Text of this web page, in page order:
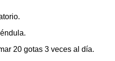
20 gotas 3 veces al día.